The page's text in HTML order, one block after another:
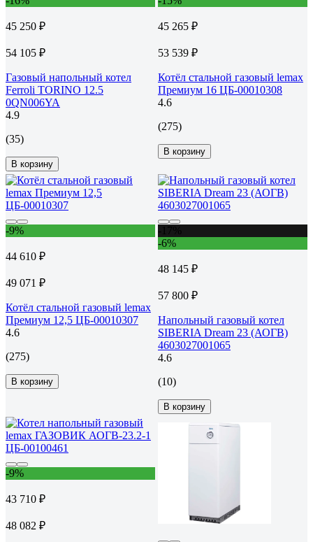
45 250 ₽
54 105 ₽
Газовый напольный котел
Ferroli TORINO 12.5
0QN006YA
4.9
(35)
В корзину
45 265 ₽
53 539 ₽
Котёл стальной газовый lemax
Премиум 16 ЦБ-00010308
4.6
(275)
В корзину
-9%
44 610 ₽
49 071 ₽
Котёл стальной газовый lemax
Премиум 12,5 ЦБ-00010307
4.6
(275)
В корзину
-6%
48 145 ₽
57 800 ₽
Напольный газовый котел
SIBERIA Dream 23 (АОГВ)
4603027001065
4.6
(10)
В корзину
-9%
43 710 ₽
48 082 ₽